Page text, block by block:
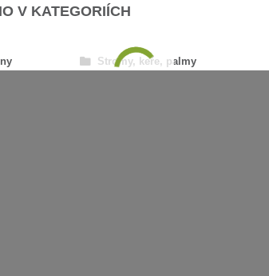
V KATEGORIÍCH
Stromy, keře, palmy